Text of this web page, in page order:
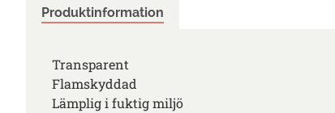
Produktinformation
Transparent
Flamskyddad
Lämplig i fuktig miljö